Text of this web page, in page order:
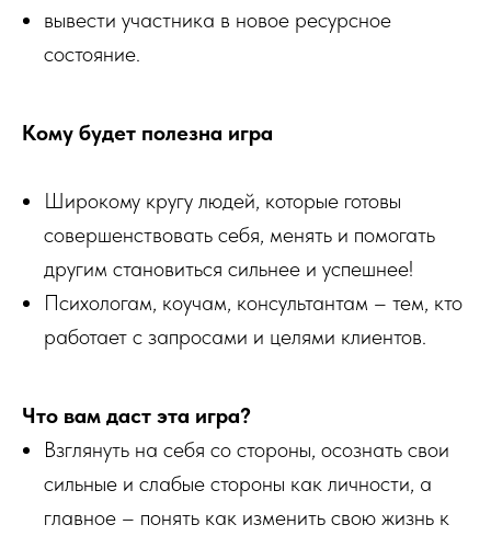
вывести участника в новое ресурсное
состояние.
Кому будет полезна игра
Широкому кругу людей, которые готовы
совершенствовать себя, менять и помогать
другим становиться сильнее и успешнее!
Психологам, коучам, консультантам – тем, кто
работает с запросами и целями клиентов.
Что вам даст эта игра?
Взглянуть на себя со стороны, осознать свои
сильные и слабые стороны как личности, а
главное – понять как изменить свою жизнь к